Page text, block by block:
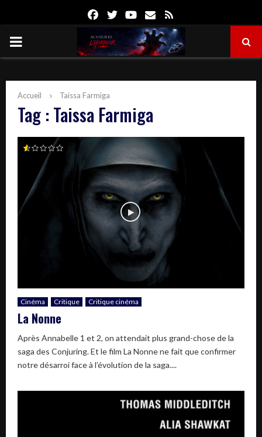
FacebookTwitterYoutube
Email
PRIMARY
Accueil Taissa Farmiga
Tag : Taissa Farmiga
Cinéma Critique Critique cinéma
La Nonne
Après Annabelle 1 et 2, on attendait plus grand-chose de la
saga des Conjuring. Et le film La Nonne ne fait que confirmer
notre désarroi face à l’évolution de la saga....